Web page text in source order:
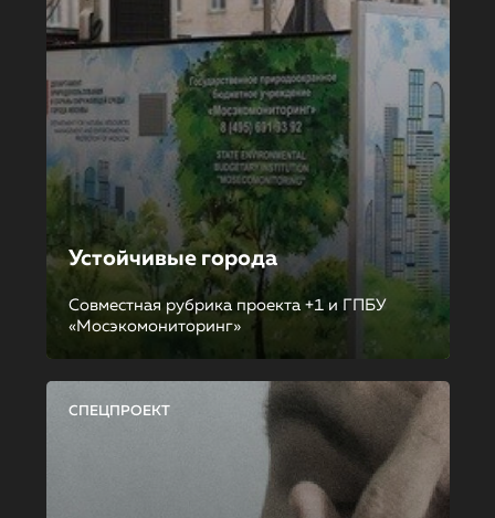
Устойчивые города
Совместная рубрика проекта +1 и ГПБУ
«Мосэкомониторинг»
СПЕЦПРОЕКТ